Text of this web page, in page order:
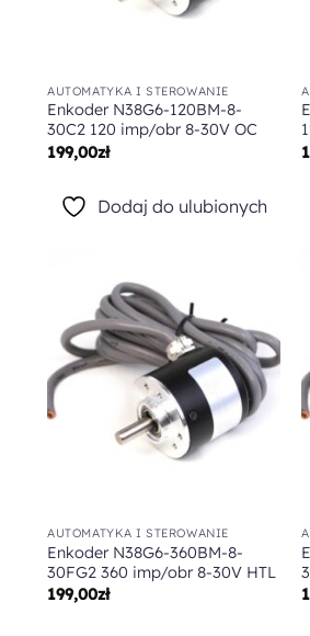
AUTOMATYKA I STEROWANIE
Enkoder N38G6-120BM-8-
30C2 120 imp/obr 8-30V OC
199,00zł
Dodaj do ulubionych
ulubionych
AUTOMATYKA I STEROWANIE
Enkoder N38G6-360BM-8-
30FG2 360 imp/obr 8-30V HTL
199,00zł